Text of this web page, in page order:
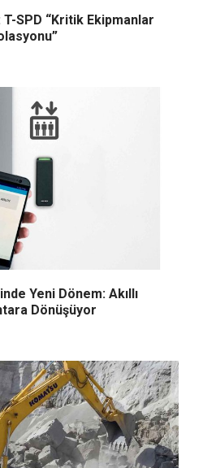
SPD “Kritik Ekipmanlar
Yeni Dönem: Akıllı
Dönüşüyor